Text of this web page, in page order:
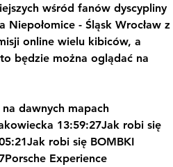
wśród fanów dyscypliny
Niepołomice - Śląsk Wrocław z
online wielu kibiców, a
będzie można oglądać na
dawnych mapach
13:59:27Jak robi się
robi się BOMBKI
Experience